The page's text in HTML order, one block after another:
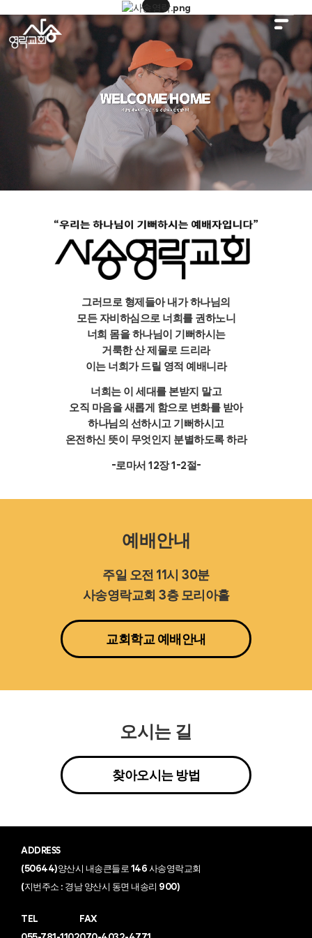
그러므로 형제들아 내가 하나님의
모든 자비하심으로 너희를 권하노니
너희 몸을 하나님이 기뻐하시는
거룩한 산 제물로 드리라
이는 너희가 드릴 영적 예배니라
너희는 이 세대를 본받지 말고
오직 마음을 새롭게 함으로 변화를 받아
하나님의 선하시고 기뻐하시고
온전하신 뜻이 무엇인지 분별하도록 하라
-로마서 12장 1-2절-
예배안내
주일 오전 11시 30분
사송영락교회 3층 모리아홀
교회학교 예배안내
오시는 길
찾아오시는 방법
ADDRESS
(50644)양산시 내송큰들로 146 사송영락교회
(지번주소 : 경남 양산시 동면 내송리 900)
TEL
FAX